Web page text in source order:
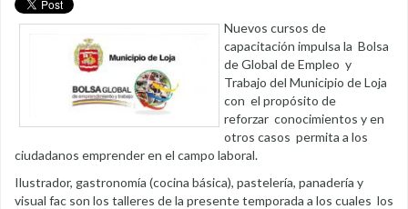
Nuevos cursos de
capacitación impulsa la Bolsa
de Global de Empleo y
Trabajo del Municipio de Loja
con el propósito de
reforzar conocimientos y en
otros casos permita a los
ciudadanos emprender en el campo laboral.
Ilustrador, gastronomía (cocina básica), pastelería, panadería y
visual fac son los talleres de la presente temporada a los cuales los